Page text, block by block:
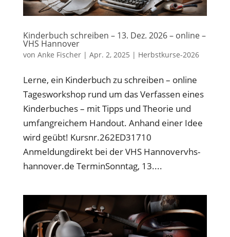
Kinderbuch schreiben – 13. Dez. 2026 – online –
VHS Hannover
von Anke Fischer| Apr. 2, 2025 | Herbstkurse-2026
Lerne, ein Kinderbuch zu schreiben – online
Tagesworkshop rund um das Verfassen eines
Kinderbuches – mit Tipps und Theorie und
umfangreichem Handout. Anhand einer Idee
wird geübt! Kursnr.262ED31710
Anmeldungdirekt bei der VHS Hannovervhs-
hannover.de TerminSonntag, 13....